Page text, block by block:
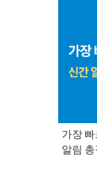
가장
알림